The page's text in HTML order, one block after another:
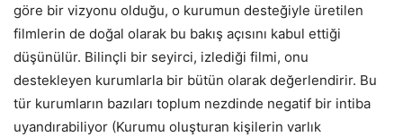
göre bir vizyonu olduğu, o kurumun desteğiyle üretilen
filmlerin de doğal olarak bu bakış açısını kabul ettiği
düşünülür. Bilinçli bir seyirci, izlediği filmi, onu
destekleyen kurumlarla bir bütün olarak değerlendirir. Bu
tür kurumların bazıları toplum nezdinde negatif bir intiba
uyandırabiliyor (Kurumu oluşturan kişilerin varlık